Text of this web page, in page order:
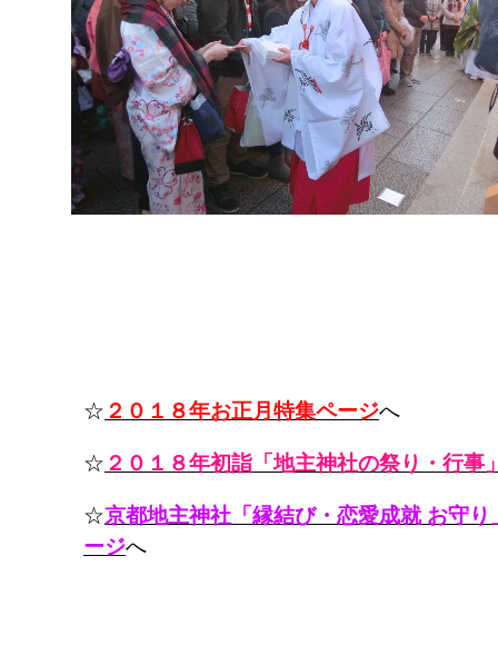
☆ ２０１８年お正月特集ページへ
☆ ２０１８年初詣「地主神社の祭り・行事
☆京都地主神社「縁結び・恋愛成就 お守り
ージへ